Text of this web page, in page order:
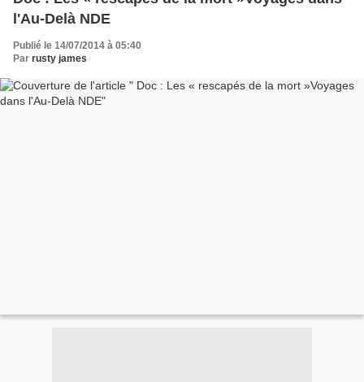
l'Au-Delà NDE
Publié le 14/07/2014 à 05:40
Par rusty james